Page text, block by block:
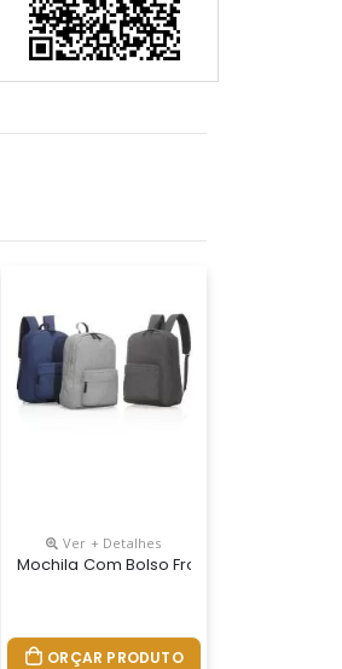
Ver + Detalhes
Mochila Com Bolso Frontal
ORÇAR PRODUTO